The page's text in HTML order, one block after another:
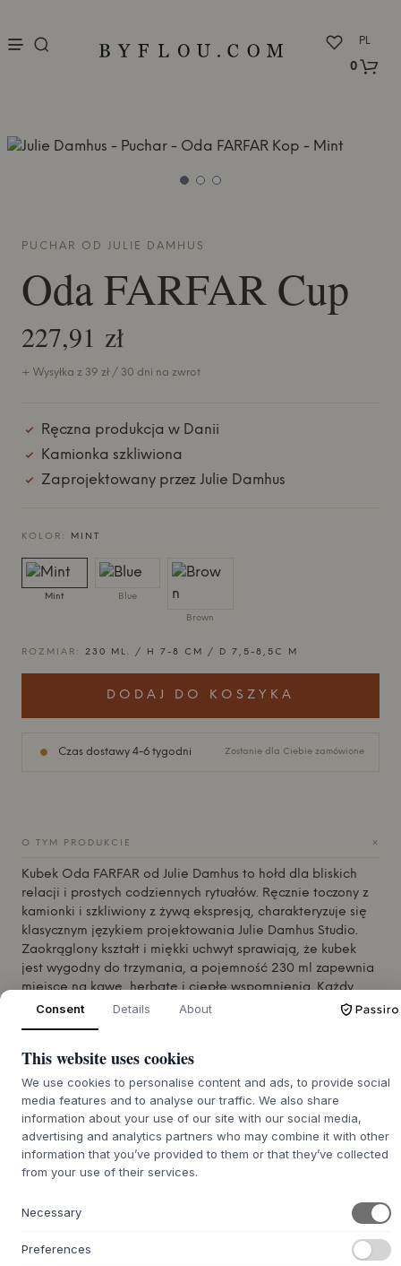
PL
0
PUCHAR OD JULIE DAMHUS
Oda FARFAR Cup
227,91 zł
+ Wysyłka z 39 zł / 30 dni na zwrot
Ręczna produkcja w Danii
Kamionka szkliwiona
Zaprojektowany przez Julie Damhus
KOLOR: MINT
Mint Blue
Brown
ROZMIAR: 230 ML. / H 7-8 CM / D 7,5-8,5C M
DODAJ DO KOSZYKA
Czas dostawy 4-6 tygodni Zostanie dla Ciebie zamówione
O TYM PRODUKCIE +
Kubek Oda FARFAR od Julie Damhus to hołd dla bliskich
relacji i prostych codziennych rytuałów. Ręcznie toczony z
kamionki i szkliwiony z żywą ekspresją, charakteryzuje się
klasycznym językiem projektowania Julie Damhus Studio.
Zaokrąglony kształt i miękki uchwyt sprawiają, że kubek
jest wygodny do trzymania, a pojemność 230 ml zapewnia
miejsce na kawę, herbatę i ciepłe wspomnienia. Każdy
egzemplarz jest wyjątkowy i stanowi świadectwo pięknego
Kubek jest stworzony do wielokrotnego użytku - od rana do
zamrażarce i kuchence mikrofalowej, co zapewnia mu
naturalne miejsce w nowoczesnym domu. Kubek Oda
FARFAR wygląda szczególnie pięknie obok innych
elementów z kolekcji Oda, ale może również stać
samodzielnie jako charakterystyczny element na stole.
Idealny pomysł na prezent dla dziadków lub dla tych,
codziennym życiu.
Consent Details About
This website uses cookies
We use cookies to personalise content and ads, to provide social
media features and to analyse our traffic. We also share
information about your use of our site with our social media,
advertising and analytics partners who may combine it with other
information that you’ve provided to them or that they’ve collected
from your use of their services.
Necessary
Preferences